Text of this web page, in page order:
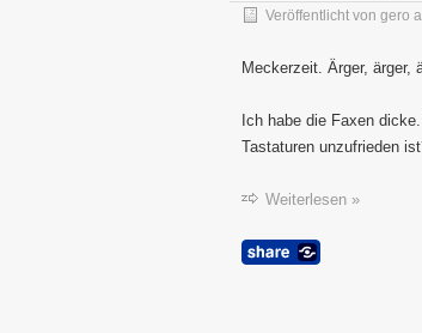
Veröffentlicht von gero
Meckerzeit. Ärger, ärger,
Ich habe die Faxen
Tastaturen unzufrieden
Weiterlesen »